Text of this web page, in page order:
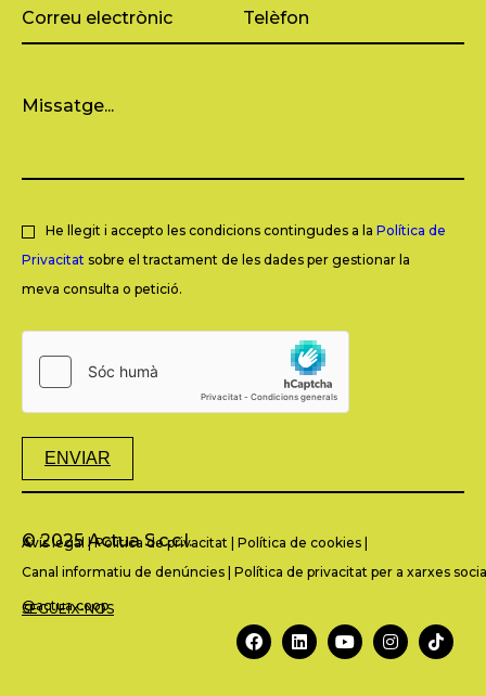
He llegit i accepto les condicions contingudes a la Política de
Privacitat sobre el tractament de les dades per gestionar la
meva consulta o petició.
ENVIAR
© 2025 Actua S.c.c.l.
Avís legal |Política de privacitat Política de cookies
Canal informatiu de denúncies Política de privacitat per a xarxes
SEGUEIX-NOS
@actua.coop